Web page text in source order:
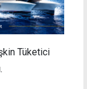
Tüketici